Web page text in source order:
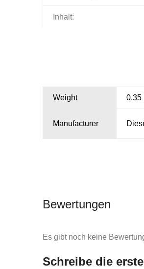
Inhalt:
Weight 0.35
Manufacturer
Bewertungen
Es gibt noch keine
Schreibe die